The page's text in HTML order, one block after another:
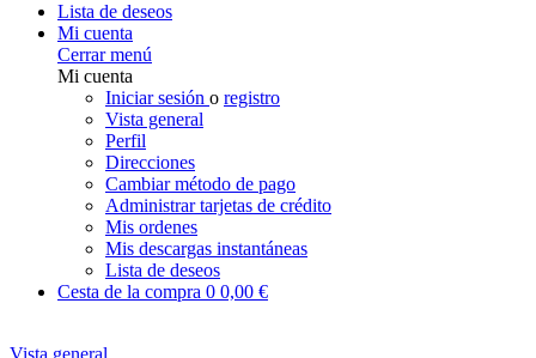
Lista de deseos
Mi cuenta
Cerrar menú
Mi cuenta
Iniciar sesión o registro
Vista general
Perfil
Direcciones
Cambiar método de pago
Administrar tarjetas de crédito
Mis ordenes
Mis descargas instantáneas
Lista de deseos
Cesta de la compra 0 0,00 €
Vista general